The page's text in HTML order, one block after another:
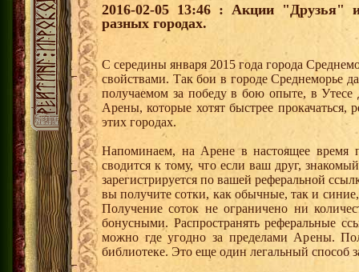
2016-02-05 13:46 : Акции
разных городах.
С середины января 2015 года города
свойствами. Так бои в городе Среднеморье
получаемом за победу в бою опыте, в
Арены, которые хотят быстрее прокачаться,
этих городах.
Напоминаем, на Арене в настоящее время
сводится к тому, что если ваш друг,
зарегистрируется по вашей реферальной
вы получите сотки, как обычные, так и
Получение соток не ограничено ни
бонусными. Распространять реферальные
можно где угодно за пределами Арены.
библиотеке. Это еще один легальный способ